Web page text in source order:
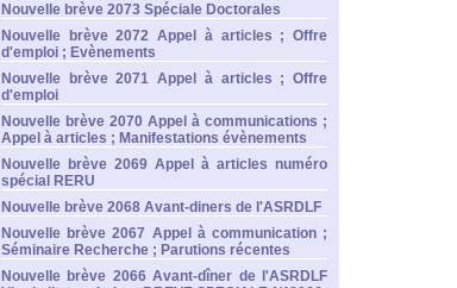
Nouvelle brève 2073 Spéciale Doctorales
Nouvelle brève 2072 Appel à articles ; Offre
d'emploi ; Evènements
Nouvelle brève 2071 Appel à articles ; Offre
d'emploi
Nouvelle brève 2070 Appel à communications ;
Appel à articles ; Manifestations évènements
Nouvelle brève 2069 Appel à articles numéro
spécial RERU
Nouvelle brève 2068 Avant-diners de l'ASRDLF
Nouvelle brève 2067 Appel à communication ;
Séminaire Recherche ; Parutions récentes
Nouvelle brève 2066 Avant-dîner de l'ASRDLF